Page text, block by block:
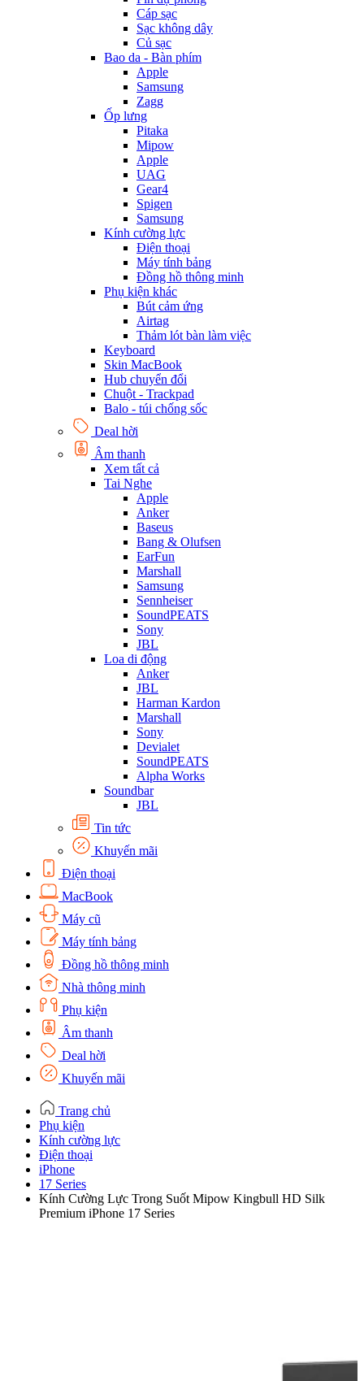
Cáp sạc
Sạc không dây
Củ sạc
Bao da - Bàn phím
Apple
Samsung
Zagg
Ốp lưng
Pitaka
Mipow
Apple
UAG
Gear4
Spigen
Samsung
Kính cường lực
Điện thoại
Máy tính bảng
Đồng hồ thông minh
Phụ kiện khác
Bút cảm ứng
Airtag
Thảm lót bàn làm việc
Keyboard
Skin MacBook
Hub chuyển đổi
Chuột - Trackpad
Balo - túi chống sốc
Deal hời
Âm thanh
Xem tất cả
Tai Nghe
Apple
Anker
Baseus
Bang & Olufsen
EarFun
Marshall
Samsung
Sennheiser
SoundPEATS
Sony
JBL
Loa di động
Anker
JBL
Harman Kardon
Marshall
Sony
Devialet
SoundPEATS
Alpha Works
Soundbar
JBL
Tin tức
Khuyến mãi
Điện thoại
MacBook
Máy cũ
Máy tính bảng
Đồng hồ thông minh
Nhà thông minh
Phụ kiện
Âm thanh
Deal hời
Khuyến mãi
Trang chủ
Phụ kiện
Kính cường lực
Điện thoại
iPhone
17 Series
Kính Cường Lực Trong Suốt Mipow Kingbull HD Silk
Premium iPhone 17 Series